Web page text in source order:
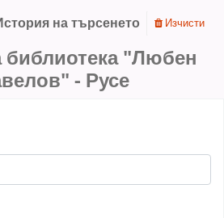
на търсенето Изчисти
библиотека "Любен
- Русе